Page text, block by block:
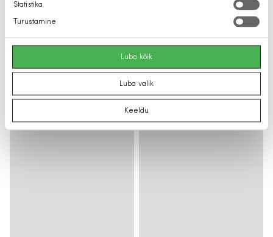
Statistika
Turustamine
Luba kõik
Luba valik
Keeldu